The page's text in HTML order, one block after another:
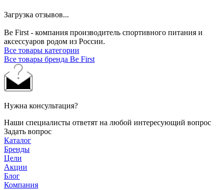
Загрузка отзывов...
Be First - компания производитель спортивного питания и
аксессуаров родом из России.
Все товары категории
Все товары бренда Be First
Нужна консультация?
Наши специалисты ответят на любой интересующий вопрос
Задать вопрос
Каталог
Бренды
Цели
Акции
Блог
Компания